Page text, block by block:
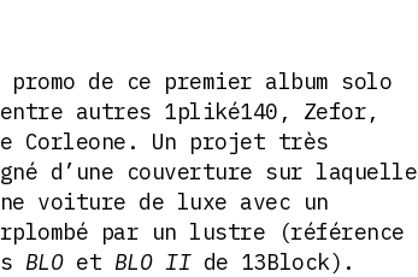
de ce premier album solo
autres 1pliké140, Zefor,
Corleone. Un projet très
d’une couverture sur laquelle
voiture de luxe avec un
par un lustre (référence
BLOet BLO IIde 13Block).